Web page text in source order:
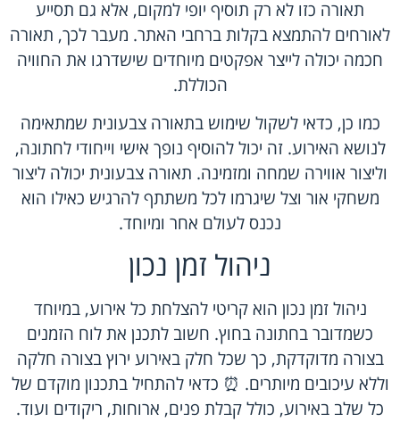
תאורה כזו לא רק תוסיף יופי למקום, אלא גם תסייע
לאורחים להתמצא בקלות ברחבי האתר. מעבר לכך, תאורה
חכמה יכולה לייצר אפקטים מיוחדים שישדרגו את החוויה
הכוללת.
כמו כן, כדאי לשקול שימוש בתאורה צבעונית שמתאימה
לנושא האירוע. זה יכול להוסיף נופך אישי וייחודי לחתונה,
וליצור אווירה שמחה ומזמינה. תאורה צבעונית יכולה ליצור
משחקי אור וצל שיגרמו לכל משתתף להרגיש כאילו הוא
נכנס לעולם אחר ומיוחד.
ניהול זמן נכון
ניהול זמן נכון הוא קריטי להצלחת כל אירוע, במיוחד
כשמדובר בחתונה בחוץ. חשוב לתכנן את לוח הזמנים
בצורה מדוקדקת, כך שכל חלק באירוע ירוץ בצורה חלקה
וללא עיכובים מיותרים. ⏰ כדאי להתחיל בתכנון מוקדם של
כל שלב באירוע, כולל קבלת פנים, ארוחות, ריקודים ועוד.